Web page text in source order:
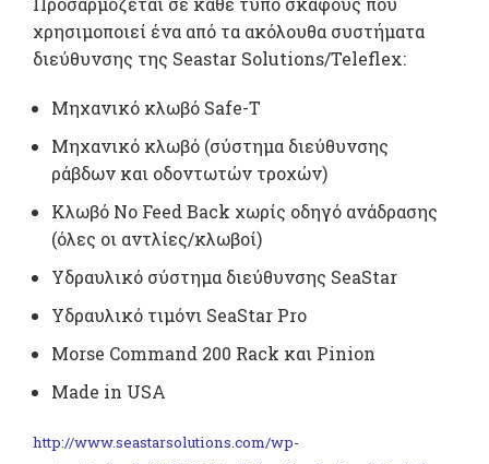
χρησιμοποιεί ένα από τα ακόλουθα συστήματα
διεύθυνσης της Seastar Solutions/Teleflex:
Μηχανικό κλωβό Safe-T
Μηχανικό κλωβό (σύστημα διεύθυνσης
ράβδων και οδοντωτών τροχών)
Κλωβό No Feed Back χωρίς οδηγό ανάδρασης
(όλες οι αντλίες/κλωβοί)
Υδραυλικό σύστημα διεύθυνσης SeaStar
Υδραυλικό τιμόνι SeaStar Pro
Morse Command 200 Rack και Pinion
Made in USA
http://www.seastarsolutions.com/wp-